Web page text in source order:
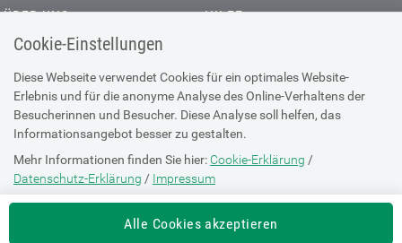
Cookie-Einstellungen
Diese Webseite verwendet Cookies für ein optimales Website-
Erlebnis und für die anonyme Analyse des Online-Verhaltens der
Besucherinnen und Besucher. Diese Analyse soll helfen, das
Informationsangebot besser zu gestalten.
Mehr Informationen finden Sie hier: Cookie-Erklärung /
Datenschutz-Erklärung / Impressum
Die Einstellung können Sie jederzeit auf der Seite "Cookie-Erklärung"
Alle Cookies akzeptieren
ÜBER UNS
Kontakt
Offene Stellen
Presse
HILFE
Browser-Info & Sicherheit
Hilfe zur Suche
Technische Unterstützung
DATENSCHUTZ
Cookie-Erklärung
Datenschutz-Erklärung